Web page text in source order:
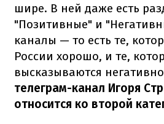
шире. В ней даже есть
"Позитивные" и
каналы — то есть те,
России хорошо, и те,
высказываются
телеграм-канал Игоря
относится ко второй